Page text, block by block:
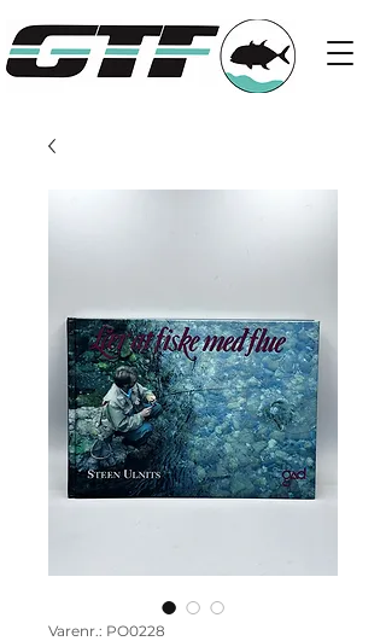
Varenr.: PO0228